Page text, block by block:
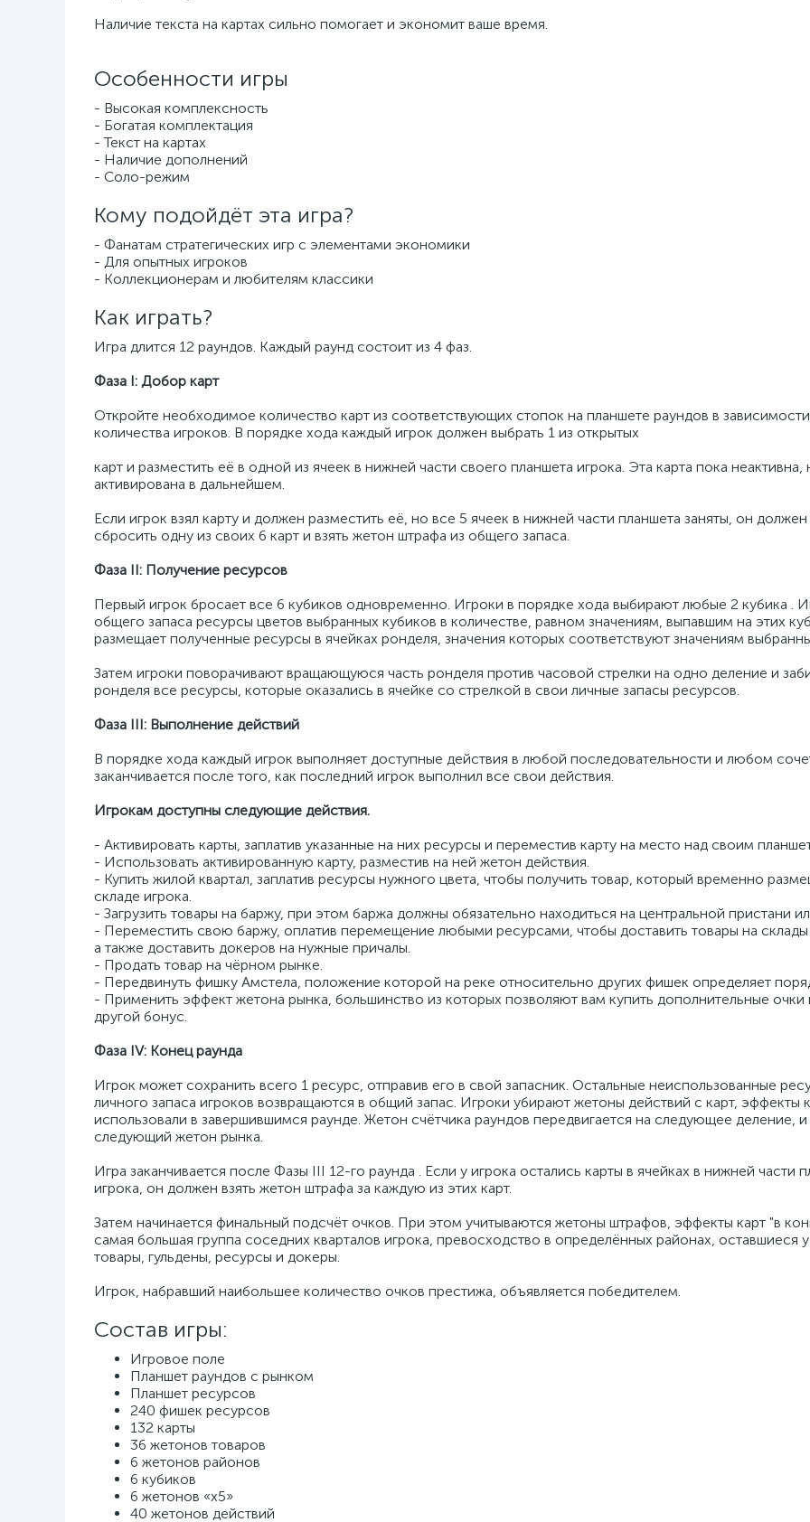
Наличие текста на картах сильно помогает и экономит ваше время.
Особенности игры
- Высокая комплексность
- Богатая комплектация
- Текст на картах
- Наличие дополнений
- Соло-режим
Кому подойдёт эта игра?
- Фанатам стратегических игр с элементами экономики
- Для опытных игроков
- Коллекционерам и любителям классики
Как играть?
Игра длится 12 раундов. Каждый раунд состоит из 4 фаз.
Фаза I: Добор карт
Откройте необходимое количество карт из соответствующих стопок на планшете раундов в
количества игроков. В порядке хода каждый игрок должен выбрать 1 из открытых
карт и разместить её в одной из ячеек в нижней части своего планшета игрока. Эта карта пока
активирована в дальнейшем.
Если игрок взял карту и должен разместить её, но все 5 ячеек в нижней части планшета заняты, он должен
сбросить одну из своих 6 карт и взять жетон штрафа из общего запаса.
Фаза II: Получение ресурсов
Первый игрок бросает все 6 кубиков одновременно. Игроки в порядке хода выбирают любые 2 кубика .
общего запаса ресурсы цветов выбранных кубиков в количестве, равном значениям, выпавшим на этих
размещает полученные ресурсы в ячейках ронделя, значения которых соответствуют значениям
Затем игроки поворачивают вращающуюся часть ронделя против часовой стрелки на одно деление и
ронделя все ресурсы, которые оказались в ячейке со стрелкой в свои личные запасы ресурсов.
Фаза III: Выполнение действий
В порядке хода каждый игрок выполняет доступные действия в любой последовательности и любом
заканчивается после того, как последний игрок выполнил все свои действия.
Игрокам доступны следующие действия.
- Активировать карты, заплатив указанные на них ресурсы и переместив карту на место над своим
- Использовать активированную карту, разместив на ней жетон действия.
- Купить жилой квартал, заплатив ресурсы нужного цвета, чтобы получить товар, который временно
складе игрока.
- Загрузить товары на баржу, при этом баржа должны обязательно находиться на центральной пристани
- Переместить свою баржу, оплатив перемещение любыми ресурсами, чтобы доставить товары на склады
а также доставить докеров на нужные причалы.
- Продать товар на чёрном рынке.
- Передвинуть фишку Амстела, положение которой на реке относительно других фишек определяет
- Применить эффект жетона рынка, большинство из которых позволяют вам купить дополнительные очки
другой бонус.
Фаза IV: Конец раунда
Игрок может сохранить всего 1 ресурс, отправив его в свой запасник. Остальные неиспользованные
личного запаса игроков возвращаются в общий запас. Игроки убирают жетоны действий с карт, эффекты
использовали в завершившимся раунде. Жетон счётчика раундов передвигается на следующее деление, и
следующий жетон рынка.
Игра заканчивается после Фазы III 12-го раунда . Если у игрока остались карты в ячейках в нижней части
игрока, он должен взять жетон штрафа за каждую из этих карт.
Затем начинается финальный подсчёт очков. При этом учитываются жетоны штрафов, эффекты карт "в
самая большая группа соседних кварталов игрока, превосходство в определённых районах, оставшиеся
товары, гульдены, ресурсы и докеры.
Игрок, набравший наибольшее количество очков престижа, объявляется победителем.
Состав игры:
Игровое поле
Планшет раундов с рынком
Планшет ресурсов
240 фишек ресурсов
132 карты
36 жетонов товаров
6 жетонов районов
6 кубиков
6 жетонов «х5»
40 жетонов действий